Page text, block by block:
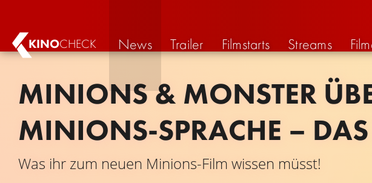
KINOCHECK News Trailer Filmstarts Streams
MINIONS & MONSTER
MINIONS-SPRACHE – DAS
Was ihr zum neuen Minions-Film wissen müsst!